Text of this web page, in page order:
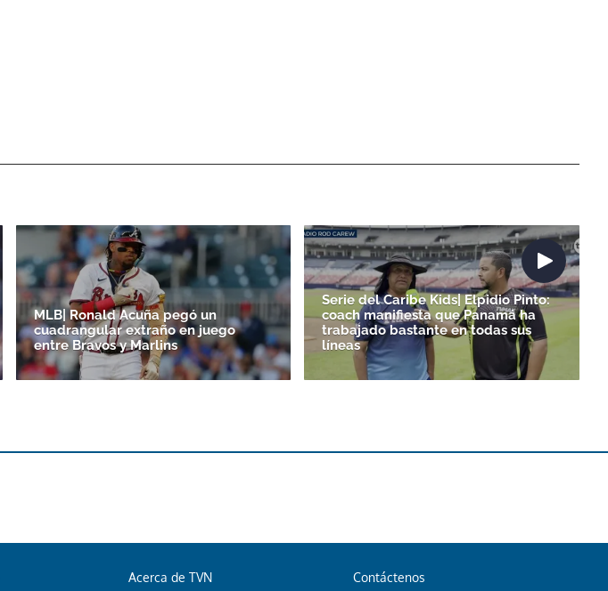
MLB| Ronald Acuña pegó un
cuadrangular extraño en juego
entre Bravos y Marlins
Serie del Caribe Kids| Elpidio Pinto:
coach manifiesta que Panamá ha
trabajado bastante en todas sus
líneas
Acerca de TVN Contáctenos